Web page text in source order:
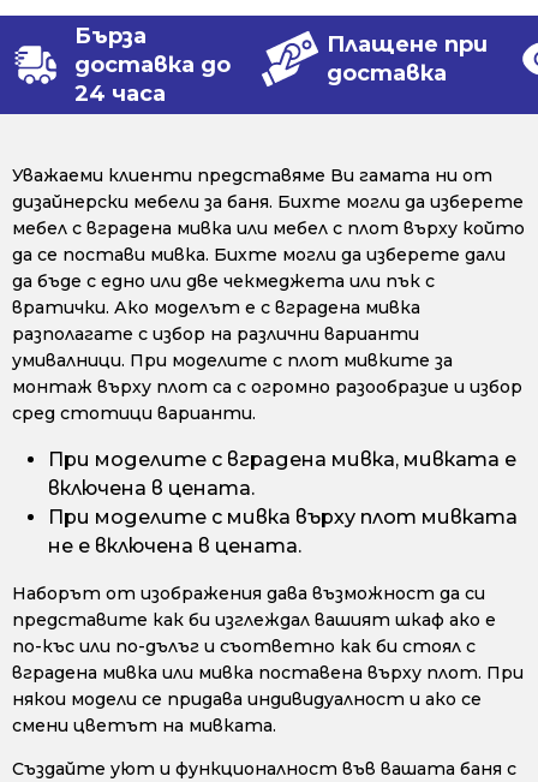
Бърза
доставка до
24 часа
Плащене при
доставка
Уважаеми клиенти представяме Ви гамата ни от
дизайнерски мебели за баня. Бихте могли да изберете
мебел с вградена мивка или мебел с плот върху който
да се постави мивка. Бихте могли да изберете дали
да бъде с едно или две чекмеджета или пък с
вратички. Ако моделът е с вградена мивка
разполагате с избор на различни варианти
умивалници. При моделите с плот мивките за
монтаж върху плот са с огромно разообразие и избор
сред стотици варианти.
При моделите с вградена мивка, мивката е
включена в цената.
При моделите с мивка върху плот мивката
не е включена в цената.
Наборът от изображения дава възможност да си
представите как би изглеждал вашият шкаф ако е
по-къс или по-дълъг и съответно как би стоял с
вградена мивка или мивка поставена върху плот. При
някои модели се придава индивидуалност и ако се
смени цветът на мивката.
Създайте уют и функционалност във вашата баня с